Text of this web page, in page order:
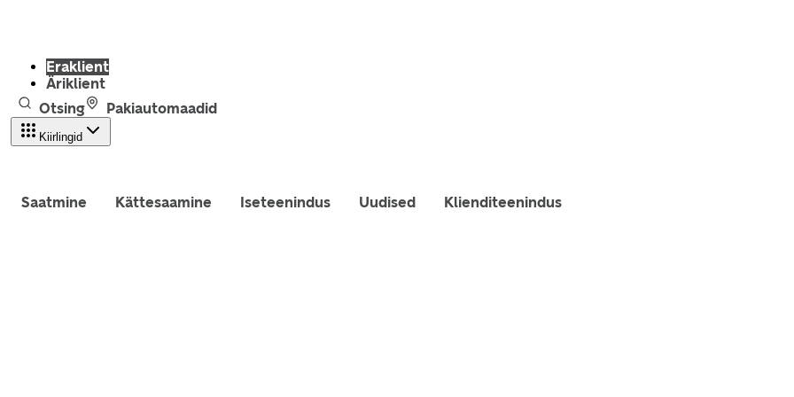
Eraklient
Äriklient
Otsing
Pakiautomaadid
Kiirlingid
Saatmine Kättesaamine Iseteenindus Uudised Klienditeenindus